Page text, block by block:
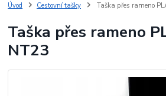
Úvod Cestovní tašky Taška přes rameno
Taška přes rameno
NT23